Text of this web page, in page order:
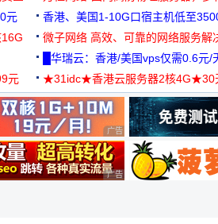
99元/月起
元 香港、美国1-10G口宿主机低至
微子网络 高效、可靠的网络服务解
█华瑞云：香港/美国vps仅需0.6元/
元
★31idc★香港云服务器2核4G★30
用◆
广告 商业广告，理性选择
择 广告 商业广告，理性选择